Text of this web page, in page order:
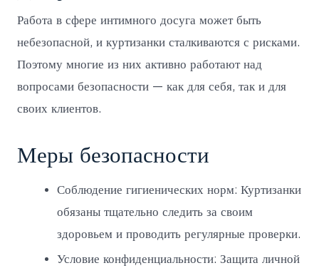
Работа в сфере интимного досуга может быть
небезопасной, и куртизанки сталкиваются с рисками.
Поэтому многие из них активно работают над
вопросами безопасности — как для себя, так и для
своих клиентов.
Меры безопасности
Соблюдение гигиенических норм: Куртизанки
обязаны тщательно следить за своим
здоровьем и проводить регулярные проверки.
Условие конфиденциальности: Защита личной